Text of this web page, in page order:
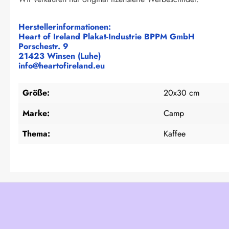
Herstellerinformationen:
Heart of Ireland Plakat-Industrie BPPM GmbH
Porschestr. 9
21423 Winsen (Luhe)
info@heartofireland.eu
Größe:
20x30 cm
Marke:
Camp
Thema:
Kaffee